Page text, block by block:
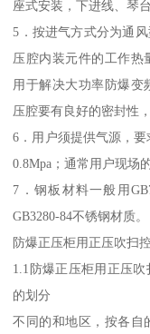
座式安装，下进线、琴
5．按进气方式分为通
压腔内装元件的工作热
用于解决大功率防爆变
压腔要有良好的密封性
6．用户须提供气源，
0.8Mpa；通常用户现场
7．钢板材料一般用
GB3280-84不锈钢材质。
防爆正压柜用正压吹扫
1.1防爆正压柜用正压
的划分
不同的和地区，按各自